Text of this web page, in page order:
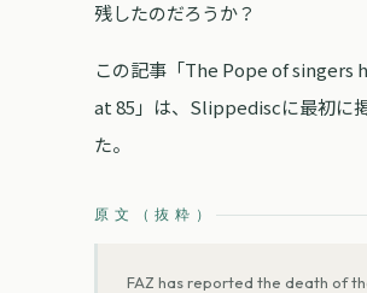
残したのだろうか？
この記事「The Pope of singers
at 85」は、Slippediscに最初に
た。
原文（抜粋）
FAZ has reported the death of